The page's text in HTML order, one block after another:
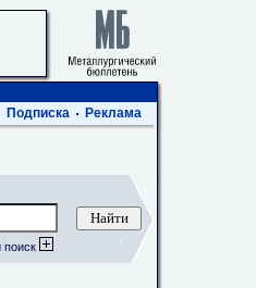
Подписка Реклама